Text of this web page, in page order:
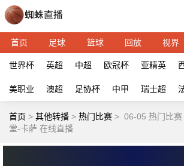
首页 足球 篮球 回放 视界
世界杯 英超 中超 欧冠杯 亚精英
美职业 澳超 足协杯 中甲 瑞士超
首页 > 其他转播 > 热门比赛 > 06-05 热门比
堂-卡萨 在线直播